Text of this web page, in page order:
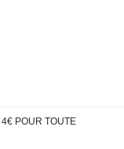
4€ POUR TOUTE